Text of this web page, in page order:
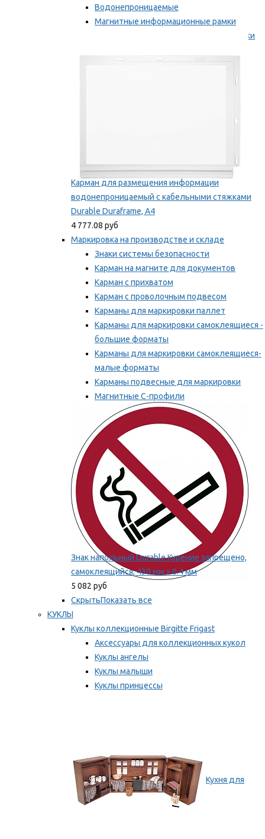
Водонепроницаемые
Магнитные информационные рамки
Самоклеящиеся информационные рамки
Карман для размещения информации
водонепроницаемый с кабельными стяжками
Durable Duraframe, А4
4 777.08 руб
Маркировка на производстве и складе
Знаки системы безопасности
Карман на магните для документов
Карман с прихватом
Карман с проволочным подвесом
Карманы для маркировки паллет
Карманы для маркировки самоклеящиеся -
большие форматы
Карманы для маркировки самоклеящиеся-
малые форматы
Карманы подвесные для маркировки
Магнитные С-профили
Напольная маркировка
Мы рекомендуем
Знак напольный Durable Курение запрещено,
самоклеящийся, 430 мм х 0.4 мм
5 082 руб
СкрытьПоказать все
КУКЛЫ
Куклы коллекционные Birgitte Frigast
Аксессуары для коллекционных кукол
Куклы ангелы
Куклы малыши
Куклы принцессы
Кухня для